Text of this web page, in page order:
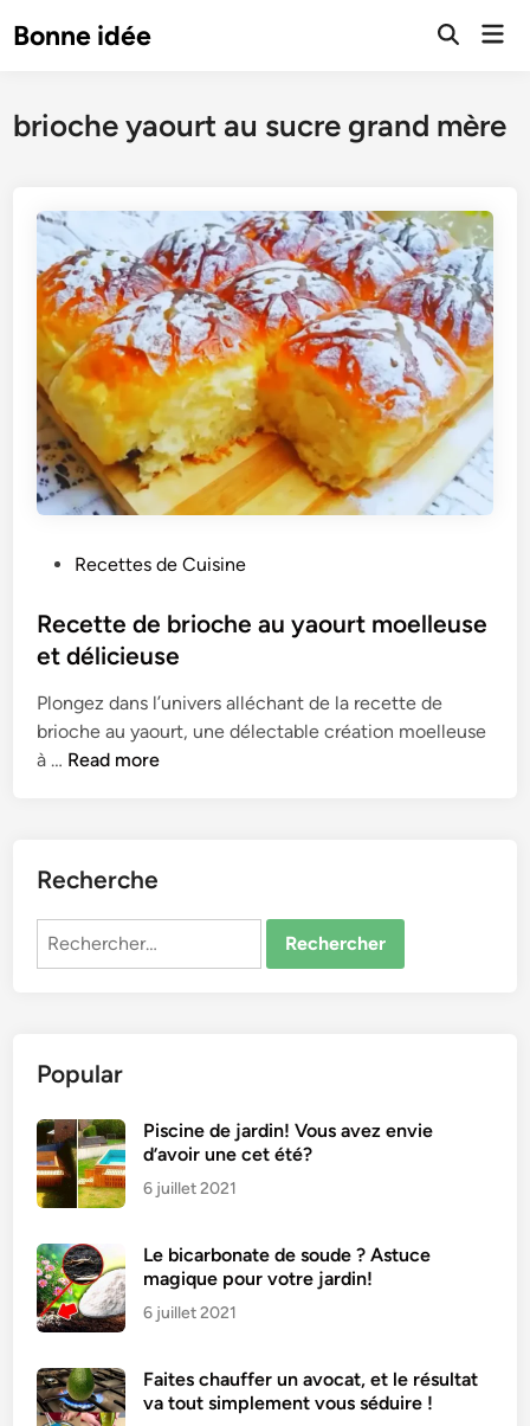
toBonne idée
Open
brioche yaourt au sucre grand mère
s
t
d
i
n
Recettes de Cuisine
Recette de brioche au yaourt moelleuse
et délicieuse
Plongez dans l’univers alléchant de la recette de
brioche au yaourt, une délectable création moelleuse
à … R
t
d
i
c
h
e
a
u
y
a
o
r
t
Read more
Recherche
Rechercher :
Popular
Piscine de jardin! Vous avez envie
d’avoir une cet été?
6 juillet 2021
Le bicarbonate de soude ? Astuce
magique pour votre jardin!
6 juillet 2021
Faites chauffer un avocat, et le résultat
va tout simplement vous séduire !